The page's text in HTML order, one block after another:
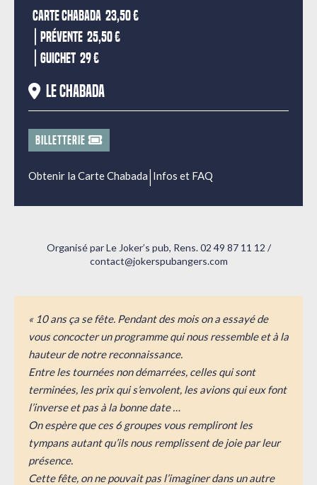
Carte Chabada 23,50 €
Prévente 25,50 €
Guichet 29 €
Le Chabada
BILLETTERIE
Obtenir la Carte Chabada| Infos et FAQ
Organisé par Le Joker’s pub, Rens. 02 49 87 11 12 /
contact@jokerspubangers.com
« 10 ans ça se fête. Pendant des mois on a essayé de
vous concocter un programme qui nous ressemble et à la
hauteur de notre reconnaissance.
Entre les tournées non démarrées, celles qui sont
terminées, les prix qui s’envolent, les avions qui eux font
l’inverse et pas à la bonne date …
On espère que ces 6 groupes vous rempliront les
tympans autant qu’ils nous remplissent de joie par leur
présence.
Cette fête, on ne pouvait pas l’imaginer dans un autre